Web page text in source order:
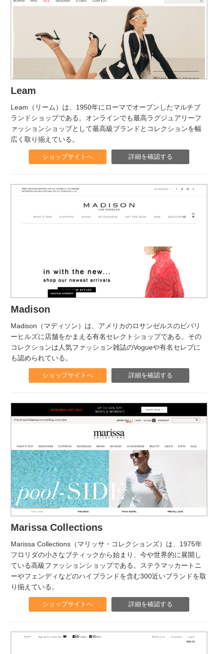
Leam
Leam（リーム）は、1950年にローマでオープンしたマルチブ
ランドショップである。オンラインでも最高ラグジュアリーフ
ァッションショップとして最高級ブランドとコレクションを幅
広く取り揃えている。
ショップサイトへ 詳細を確認する
Madison
Madison（マディソン）は、アメリカのロサンゼルスのビバリ
ーヒルズに店舗をかまえる有名セレクトショップである。その
コレクションは人気ファッション雑誌のVogueや有名セレブに
も認められている。
ショップサイトへ 詳細を確認する
Marissa Collections
Marissa Collections（マリッサ・コレクションズ）は、1975年
フロリダの小さなブティックから始まり、今や世界的に展開し
ている高級ファッションショップである。ステラマッカートニ
ーやフェンディなどのハイブランドを含む300近いブランドを取
り揃えている。
ショップサイトへ 詳細を確認する